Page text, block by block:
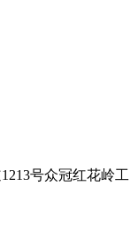
号众冠红花岭工